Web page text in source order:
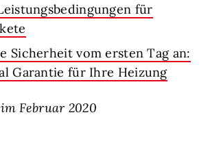
für
Sicherheit vom ersten Tag an:
Garantie für Ihre Heizung
Februar 2020